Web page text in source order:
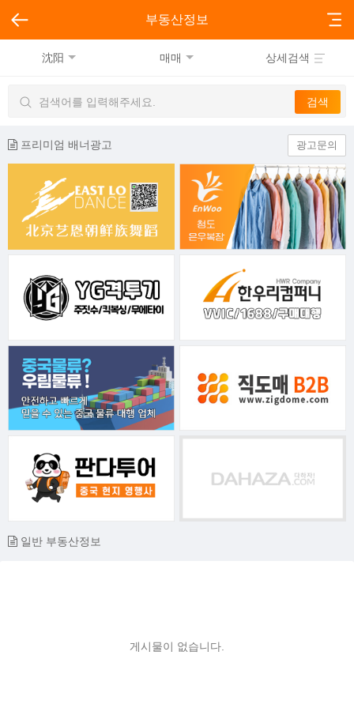
부동산정보
沈阳 매매 상세검색
프리미엄 배너광고 광고문의
일반 부동산정보
게시물이 없습니다.